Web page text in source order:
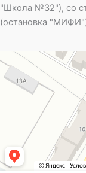
"Школа №32"), со
(остановка
Специальная школа
Общеобразовательная